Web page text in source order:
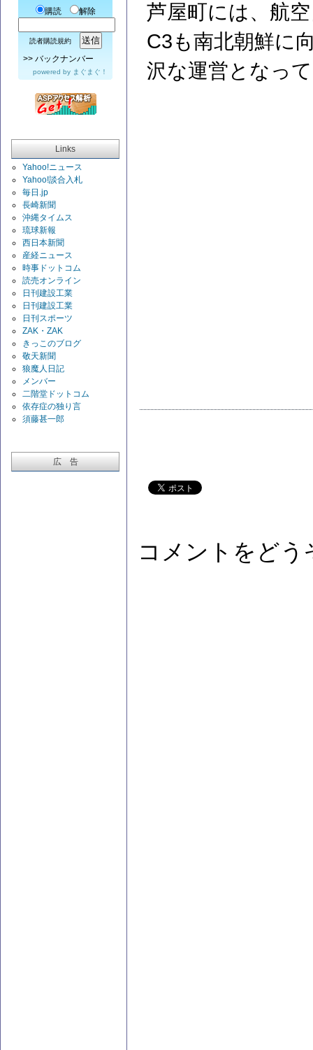
購読
解除
読者購読規約
>> バックナンバー
powered by まぐまぐ！
Links
Yahoo!ニュース
Yahoo!談合入札
毎日.jp
長崎新聞
沖縄タイムス
琉球新報
西日本新聞
産経ニュース
時事ドットコム
読売オンライン
日刊建設工業
日刊建設工業
日刊スポーツ
ZAK・ZAK
きっこのブログ
敬天新聞
狼魔人日記
メンバー
二階堂ドットコム
依存症の独り言
須藤甚一郎
広 告
芦屋町には、航
C3も南北朝鮮に
沢な運営となっ
コメントをどう